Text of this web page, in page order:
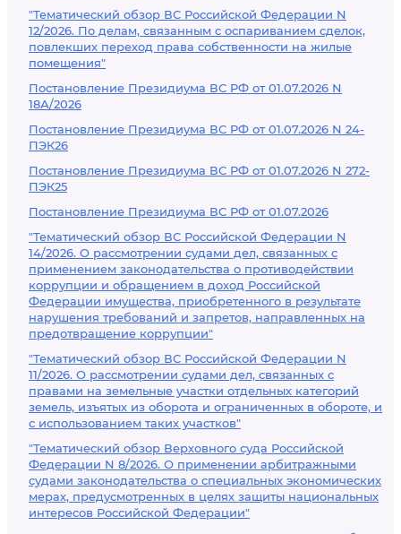
"Тематический обзор ВС Российской Федерации N
12/2026. По делам, связанным с оспариванием сделок,
повлекших переход права собственности на жилые
помещения"
Постановление Президиума ВС РФ от 01.07.2026 N
18А/2026
Постановление Президиума ВС РФ от 01.07.2026 N 24-
ПЭК26
Постановление Президиума ВС РФ от 01.07.2026 N 272-
ПЭК25
Постановление Президиума ВС РФ от 01.07.2026
"Тематический обзор ВС Российской Федерации N
14/2026. О рассмотрении судами дел, связанных с
применением законодательства о противодействии
коррупции и обращением в доход Российской
Федерации имущества, приобретенного в результате
нарушения требований и запретов, направленных на
предотвращение коррупции"
"Тематический обзор ВС Российской Федерации N
11/2026. О рассмотрении судами дел, связанных с
правами на земельные участки отдельных категорий
земель, изъятых из оборота и ограниченных в обороте, и
с использованием таких участков"
"Тематический обзор Верховного суда Российской
Федерации N 8/2026. О применении арбитражными
судами законодательства о специальных экономических
мерах, предусмотренных в целях защиты национальных
интересов Российской Федерации"